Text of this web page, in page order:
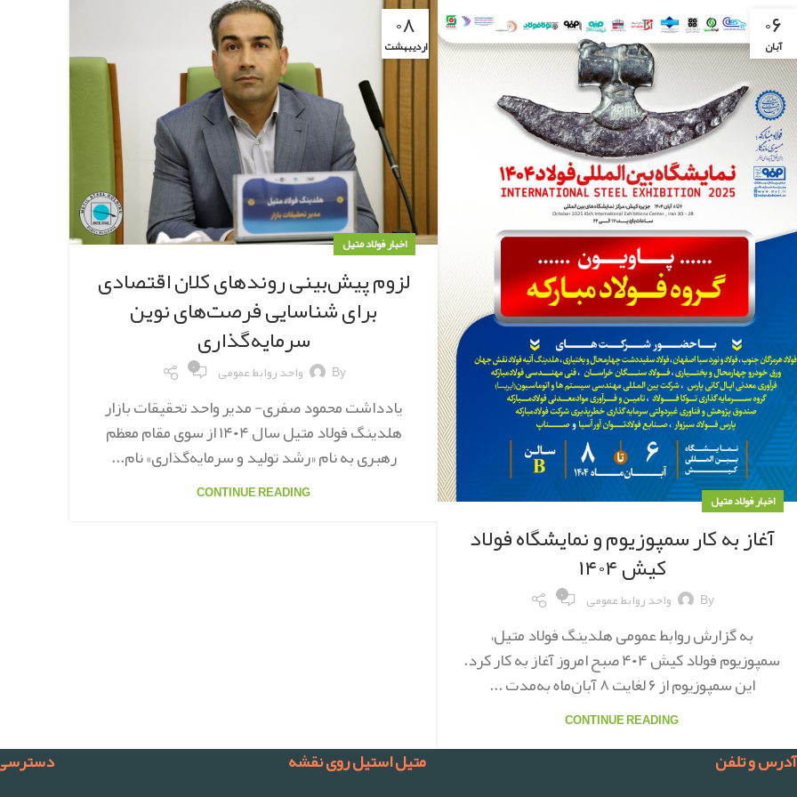
۰۶
آبان
اخبار فولاد متیل
آغاز به کار سمپوزیوم و نمایشگاه فولاد
کیش ۱۴۰۴
By واحد روابط عمومی ۰
به گزارش روابط عمومی هلدینگ فولاد متیل،
سمپوزیوم فولاد کیش ۴۰۴ صبح امروز آغاز به کار کرد.
این سمپوزیوم از ۶ لغایت ۸ آبان‌ماه به‌مدت ...
CONTINUE READING
۰۸
اردیبهشت
اخبار فولاد متیل
لزوم پیش‌بینی روندهای کلان اقتصادی
برای شناسایی فرصت‌های نوین
سرمایه‌گذاری
By واحد روابط عمومی ۰
یادداشت محمود صفری- مدیر واحد تحقیقات بازار
هلدینگ فولاد متیل سال ۱۴۰۴ از سوی مقام معظم
رهبری به نام «رشد تولید و سرمایه‌گذاری» نام‌...
CONTINUE READING
آدرس و تلفن متیل استیل روی نقشه